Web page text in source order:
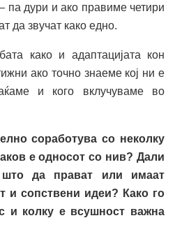
па дури и ако правиме четири
да звучат како едно.
како и адаптацијата кон
ако точно знаеме кој ни е
и кого вклучуваме во
соработува со неколку
е односот со нив? Дали
да прават или имаат
и сопствени идеи? Како го
и колку е всушност важна